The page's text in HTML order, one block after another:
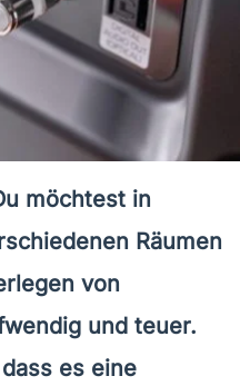
möchtest in
Räumen
von
und teuer.
es eine